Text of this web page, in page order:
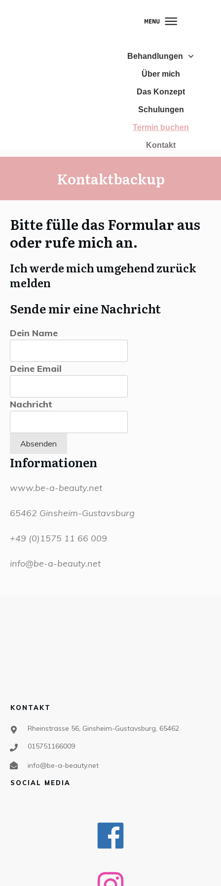
Behandlungen
Über mich
Das Konzept
Schulungen
Termin buchen
Kontakt
Kontaktbackup
Bitte fülle das Formular aus
oder rufe mich an.
Ich werde mich umgehend zurück
melden
Sende mir eine Nachricht
Dein Name
Deine Email
Nachricht
Absenden
Informationen
www.be-a-beauty.net
65462 Ginsheim-Gustavsburg
+49 (0)1575 11 66 009
info@be-a-beauty.net
KONTAKT
Rheinstrasse 56, Ginsheim-Gustavsburg, 65462
015751166009
info@be-a-beauty.net
SOCIAL MEDIA